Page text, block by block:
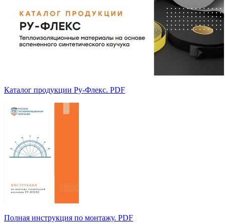
Каталог продукции Ру-Флекс. PDF
Полная инструкция по монтажу. PDF